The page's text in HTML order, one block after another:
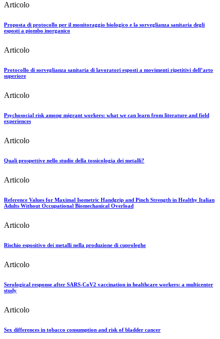
Articolo
Proposta di protocollo per il monitoraggio biologico e la sorveglianza sanitaria degli
esposti a piombo inorganico
Articolo
Protocollo di sorveglianza sanitaria di lavoratori esposti a movimenti ripetitivi dell’arto
superiore
Articolo
Psychosocial risk among migrant workers: what we can learn from literature and field
experiences
Articolo
Quali prospettive nello studio della tossicologia dei metalli?
Articolo
Reference Values for Maximal Isometric Handgrip and Pinch Strength in Healthy Italian
Adults Without Occupational Biomechanical Overload
Articolo
Rischio espositivo dei metalli nella produzione di cuproleghe
Articolo
Serological response after SARS-CoV2 vaccination in healthcare workers: a multicenter
study
Articolo
Sex differences in tobacco consumption and risk of bladder cancer